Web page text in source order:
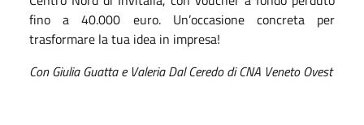
fino a 40.000 euro. Un’occasione concreta per
trasformare la tua idea in impresa!
Con Giulia Guatta e Valeria Dal Ceredo di CNA Veneto Ovest